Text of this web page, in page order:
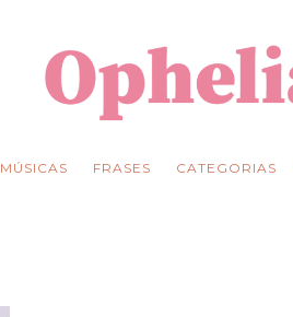
MÚSICAS FRASES CATEGORIAS